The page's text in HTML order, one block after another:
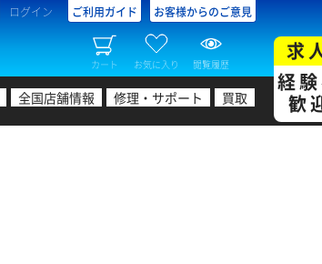
ログイン ご利用ガイド お客様からのご意見
カート お気に入り 閲覧履歴
全国店舗情報 修理・サポート 買取
求
経
歓